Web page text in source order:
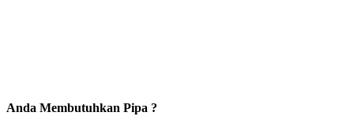
Anda Membutuhkan Pipa ?